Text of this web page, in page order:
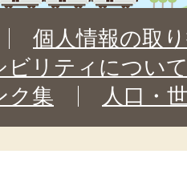
個人情報の取
ビリティについ
ク集 人口・